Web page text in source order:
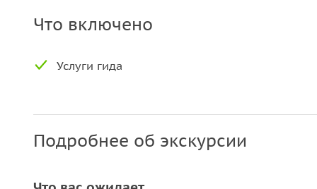
Что включено
Услуги гида
Подробнее об экскурсии